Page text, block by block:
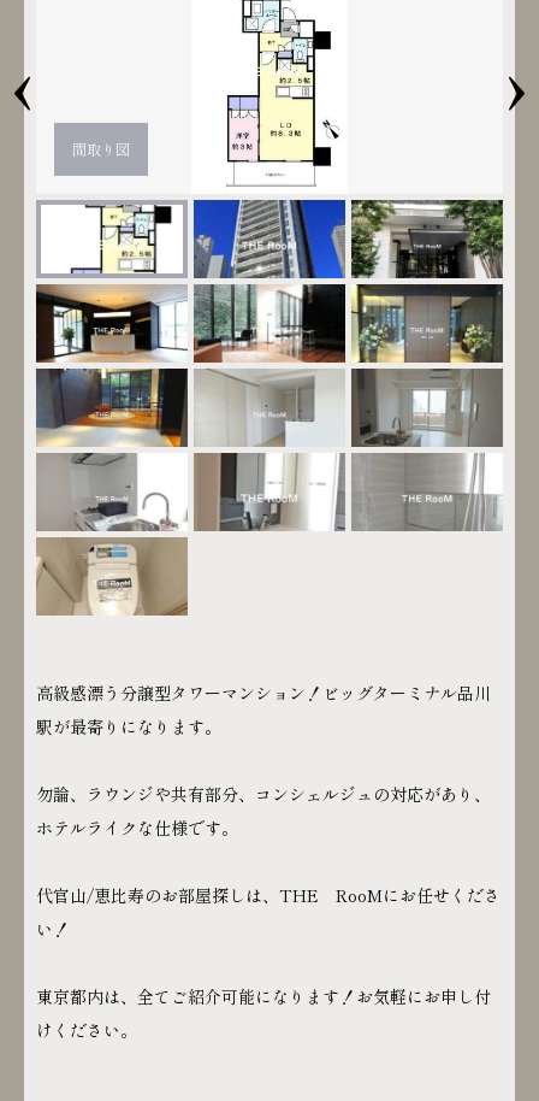
間取り図
‹ ›
高級感漂う分譲型タワーマンション！ビッグターミナル品川
駅が最寄りになります。
勿論、ラウンジや共有部分、コンシェルジュの対応があり、
ホテルライクな仕様です。
代官山/恵比寿のお部屋探しは、THE RooMにお任せくださ
い！
東京都内は、全てご紹介可能になります！お気軽にお申し付
けください。